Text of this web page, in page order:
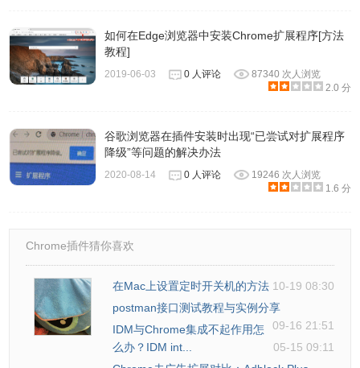
如何在Edge浏览器中安装Chrome扩展程序[方法
教程]
2019-06-03 0 人评论
87340 次人浏览
2.0 分
谷歌浏览器在插件安装时出现“已尝试对扩展程序
降级”等问题的解决办法
2020-08-14 0 人评论
19246 次人浏览
1.6 分
Chrome插件猜你喜欢
在Mac上设置定时开关机的方法 10-19 08:30
postman接口测试教程与实例分享
09-16 21:51
IDM与Chrome集成不起作用怎
么办？IDM int...
05-15 09:11